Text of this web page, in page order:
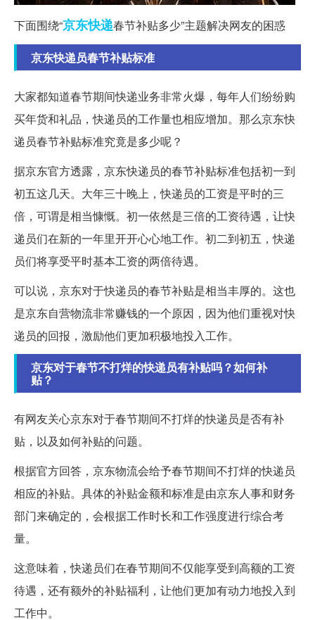
下面围绕“京东快递春节补贴多少”主题解决网友的困惑
京东快递员春节补贴标准
大家都知道春节期间快递业务非常火爆，每年人们纷纷购
买年货和礼品，快递员的工作量也相应增加。那么京东快
递员春节补贴标准究竟是多少呢？
据京东官方透露，京东快递员的春节补贴标准包括初一到
初五这几天。大年三十晚上，快递员的工资是平时的三
倍，可谓是相当慷慨。初一依然是三倍的工资待遇，让快
递员们在新的一年里开开心心地工作。初二到初五，快递
员们将享受平时基本工资的两倍待遇。
可以说，京东对于快递员的春节补贴是相当丰厚的。这也
是京东自营物流非常赚钱的一个原因，因为他们重视对快
递员的回报，激励他们更加积极地投入工作。
京东对于春节不打烊的快递员有补贴吗？如何补
贴？
有网友关心京东对于春节期间不打烊的快递员是否有补
贴，以及如何补贴的问题。
根据官方回答，京东物流会给予春节期间不打烊的快递员
相应的补贴。具体的补贴金额和标准是由京东人事和财务
部门来确定的，会根据工作时长和工作强度进行综合考
量。
这意味着，快递员们在春节期间不仅能享受到高额的工资
待遇，还有额外的补贴福利，让他们更加有动力地投入到
工作中。